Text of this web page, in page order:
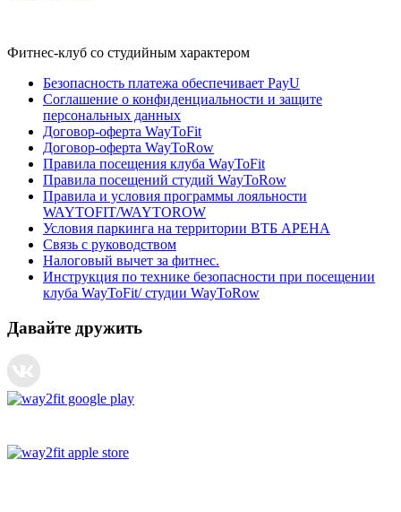
Фитнес-клуб со студийным характером
Безопасность платежа обеспечивает PayU
Соглашение о конфиденциальности и защите
персональных данных
Договор-оферта WayToFit
Договор-оферта WayToRow
Правила посещения клуба WayToFit
Правила посещений студий WayToRow
Правила и условия программы лояльности
WAYTOFIT/WAYTOROW
Условия паркинга на территории ВТБ АРЕНА
Связь с руководством
Налоговый вычет за фитнес.
Инструкция по технике безопасности при посещении
клуба WayToFit/ студии WayToRow
Давайте дружить